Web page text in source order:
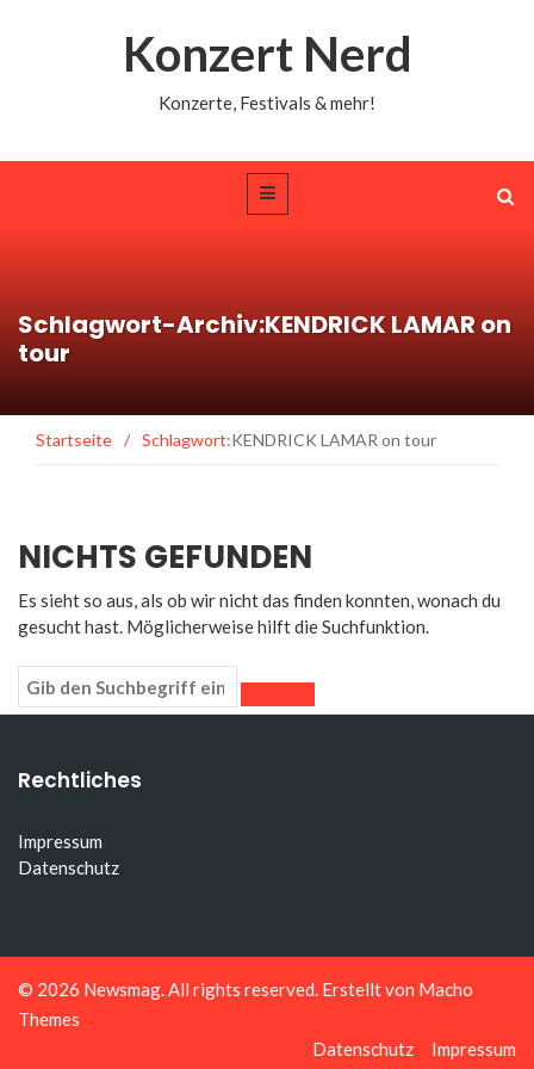
Konzert Nerd
Konzerte, Festivals & mehr!
Schlagwort-Archiv:KENDRICK LAMAR on
tour
Startseite / Schlagwort:KENDRICK LAMAR on tour
NICHTS GEFUNDEN
Es sieht so aus, als ob wir nicht das finden konnten, wonach du
gesucht hast. Möglicherweise hilft die Suchfunktion.
Rechtliches
Impressum
Datenschutz
© 2026 Newsmag . All rights reserved. Erstellt von Macho
Themes
Datenschutz
Impressum